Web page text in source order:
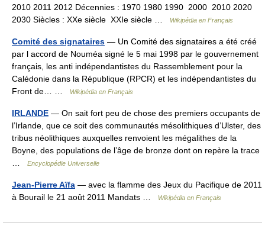
2010 2011 2012 Décennies : 1970 1980 1990 2000 2010 2020
2030 Siècles : XXe siècle XXIe siècle …
Wikipédia en Français
Comité des signataires — Un Comité des signataires a été créé
par l accord de Nouméa signé le 5 mai 1998 par le gouvernement
français, les anti indépendantistes du Rassemblement pour la
Calédonie dans la République (RPCR) et les indépendantistes du
Front de… …
Wikipédia en Français
IRLANDE — On sait fort peu de chose des premiers occupants de
l’Irlande, que ce soit des communautés mésolithiques d’Ulster, des
tribus néolithiques auxquelles renvoient les mégalithes de la
Boyne, des populations de l’âge de bronze dont on repère la trace
Encyclopédie Universelle
Jean-Pierre Aïfa — avec la flamme des Jeux du Pacifique de 2011
à Bourail le 21 août 2011 Mandats …
Wikipédia en Français